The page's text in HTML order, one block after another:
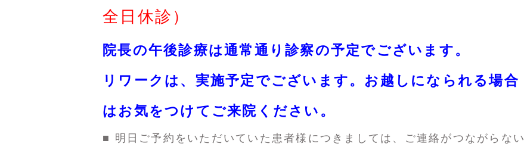
全日休診）
院長の午後診療は通常通り診察の予定でございます。
リワークは、実施予定でございます。お越しになられる場合
はお気をつけてご来院ください。
■ 明日ご予約をいただいていた患者様につきましては、ご連絡がつながらない